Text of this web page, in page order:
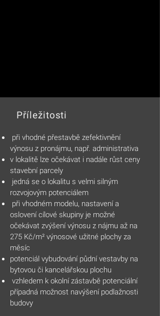
Příležitosti
při vhodné přestavbě zefektivnění
výnosu z pronájmu, např. administrativa
v lokalitě lze očekávat i nadále růst ceny
stavební parcely
jedná se o lokalitu s velmi silným
rozvojovým potenciálem
při vhodném modelu, nastavení a
oslovení cílové skupiny je možné
očekávat zvýšení výnosu z nájmu až na
275 Kč/m² výnosové užitné plochy za
měsíc
potenciál vybudování půdní vestavby na
bytovou či kancelářskou plochu
vzhledem k okolní zástavbě potenciální
případná možnost navýšení podlažnosti
budovy